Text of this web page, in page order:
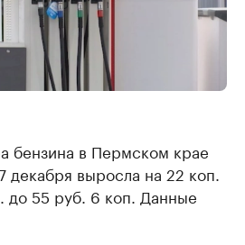
бензина в Пермском крае
декабря выросла на 22 коп.
55 руб. 6 коп. Данные